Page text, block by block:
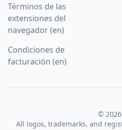
Términos de las
extensiones del
navegador (en)
Condiciones de
facturación (en)
© 2026
All logos, trademarks, and